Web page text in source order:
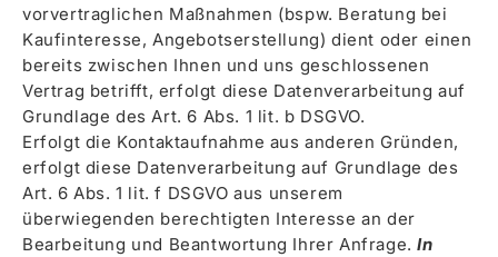
vorvertraglichen Maßnahmen (bspw. Beratung bei
Kaufinteresse, Angebotserstellung) dient oder einen
bereits zwischen Ihnen und uns geschlossenen
Vertrag betrifft, erfolgt diese Datenverarbeitung auf
Grundlage des Art. 6 Abs. 1 lit. b DSGVO.
Erfolgt die Kontaktaufnahme aus anderen Gründen,
erfolgt diese Datenverarbeitung auf Grundlage des
Art. 6 Abs. 1 lit. f DSGVO aus unserem
überwiegenden berechtigten Interesse an der
Bearbeitung und Beantwortung Ihrer Anfrage.In